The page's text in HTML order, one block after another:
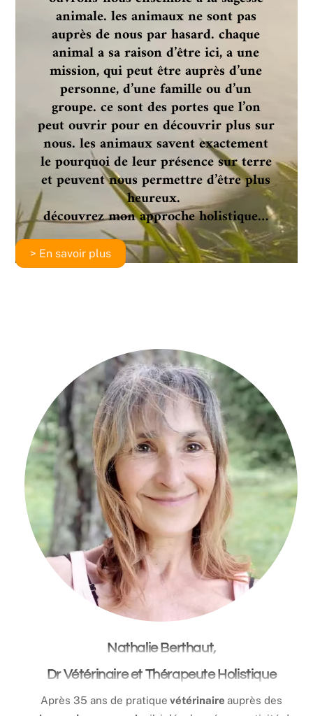
animale. les animaux ne sont pas
auprès de nous par hasard. chaque
animal a sa raison d’être ici, a une
mission, qui peut être auprès d’une
personne, d’une famille ou d’un
groupe. ce sont des portes que l’on
peut ouvrir pour en découvrir plus sur
nous. les animaux savent exactement
le pourquoi de leur présence sur terre
et peuvent nous permettre d’être plus
heureux.
découvrez mon approche holistique…
> En savoir plus
Nathalie Berthaut,
Dr Vétérinaire et Thérapeute Holistique
Après 35 ans de pratique vétérinaire auprès des